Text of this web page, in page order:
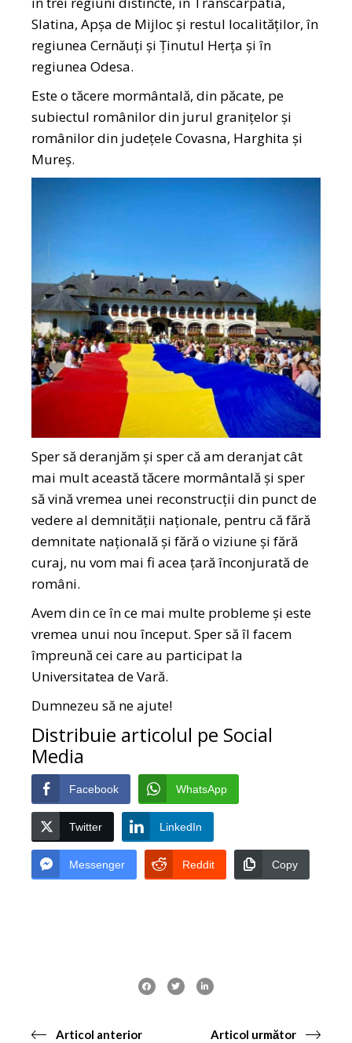
Slatina, Apșa de Mijloc și restul localităților, în
regiunea Cernăuți și Ținutul Herța și în
regiunea Odesa.
Este o tăcere mormântală, din păcate, pe
subiectul românilor din jurul granițelor și
românilor din județele Covasna, Harghita și
Mureș.
Sper să deranjăm și sper că am deranjat cât
mai mult această tăcere mormântală și sper
să vină vremea unei reconstrucții din punct de
vedere al demnității naționale, pentru că fără
demnitate națională și fără o viziune și fără
curaj, nu vom mai fi acea țară înconjurată de
români.
Avem din ce în ce mai multe probleme și este
vremea unui nou început. Sper să îl facem
împreună cei care au participat la
Universitatea de Vară.
Dumnezeu să ne ajute!
Distribuie articolul pe Social
Media
Facebook WhatsApp
Twitter LinkedIn
Messenger Reddit Copy
Articol anterior Articol următor